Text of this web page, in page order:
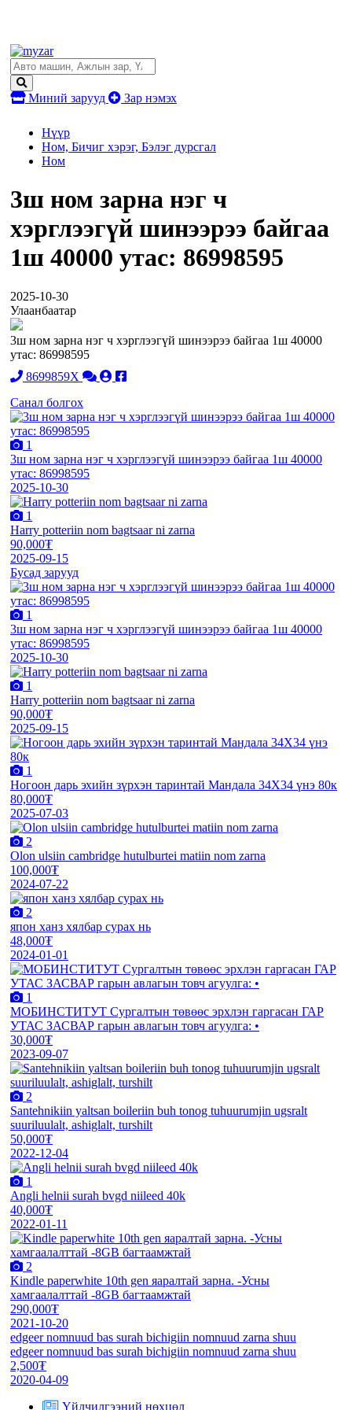
Миний зарууд Зар нэмэх
Нүүр
Ном, Бичиг хэрэг, Бэлэг дурсгал
Ном
3ш ном зарна нэг ч
хэрглээгүй шинээрээ байгаа
1ш 40000 утас: 86998595
2025-10-30
Улаанбаатар
3ш ном зарна нэг ч хэрглээгүй шинээрээ байгаа 1ш 40000
утас: 86998595
8699859X
Санал болгох
1
3ш ном зарна нэг ч хэрглээгүй шинээрээ байгаа 1ш 40000
утас: 86998595
2025-10-30
1
Harry potteriin nom bagtsaar ni zarna
90,000₮
2025-09-15
Бусад зарууд
1
3ш ном зарна нэг ч хэрглээгүй шинээрээ байгаа 1ш 40000
утас: 86998595
2025-10-30
1
Harry potteriin nom bagtsaar ni zarna
90,000₮
2025-09-15
1
Ногоон дарь эхийн зүрхэн таринтай Мандала 34Х34 үнэ 80к
80,000₮
2025-07-03
2
Olon ulsiin cambridge hutulburtei matiin nom zarna
100,000₮
2024-07-22
2
япон ханз хялбар сурах нь
48,000₮
2024-01-01
1
МОБИНСТИТУТ Сургалтын төвөөс эрхлэн гаргасан ГАР
УТАС ЗАСВАР гарын авлагын товч агуулга: •
30,000₮
2023-09-07
2
Santehnikiin yaltsan boileriin buh tonog tuhuurumjin ugsralt
suuriluulalt, ashiglalt, turshilt
50,000₮
2022-12-04
1
Angli helnii surah bvgd niileed 40k
40,000₮
2022-01-11
2
Kindle paperwhite 10th gen яаралтай зарна. -Усны
хамгаалалттай -8GB багтаамжтай
290,000₮
2021-10-20
edgeer nomnuud bas surah bichigiin nomnuud zarna shuu
edgeer nomnuud bas surah bichigiin nomnuud zarna shuu
2,500₮
2020-04-09
Үйлчилгээний нөхцөл